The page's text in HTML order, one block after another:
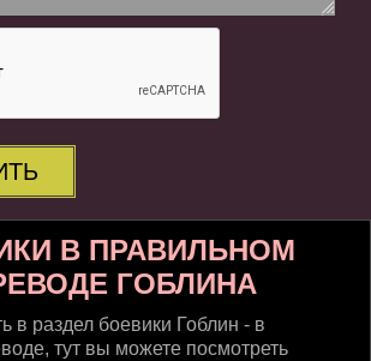
В ПРАВИЛЬНОМ
ГОБЛИНА
в раздел боевики Гоблин - в
тут вы можете посмотреть